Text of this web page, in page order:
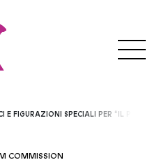
E FIGURAZIONI SPECIALI PER “IL
COMMISSION